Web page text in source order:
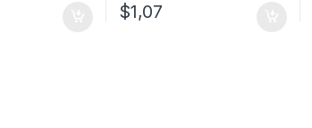
$1,07